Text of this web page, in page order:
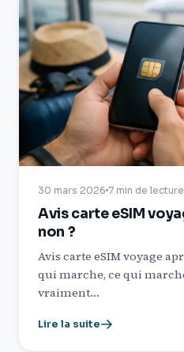
30 mars 2026 7 min de lecture
Avis carte eSIM
non ?
Avis carte eSIM voyage
qui marche, ce qui
vraiment…
Lire la suite